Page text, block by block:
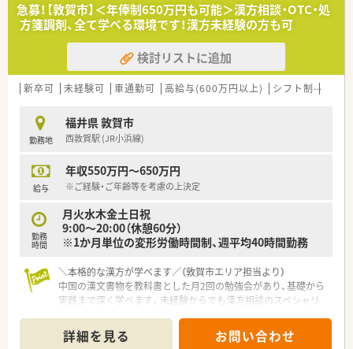
急募！【敦賀市】＜年俸制650万円も可能＞漢方相談・OTC・処
方箋調剤、全て学べる環境です！漢方未経験の方も可
検討リストに追加
新卒可 未経験可 車通勤可 高給与(600万円以上) シフト制
勤務地
福井県 敦賀市
西敦賀駅 (JR小浜線)
給与
年収550万円～650万円
※ご経験・ご年齢等を考慮の上決定
勤務
時間
月火水木金土日祝
9:00～20:00（休憩60分）
※1か月単位の変形労働時間制、週平均40時間勤務
＼本格的な漢方が学べます／（敦賀市エリア担当より）
中国の漢文書物を教科書とした月2回の勉強会があり、基礎から
実践まで深く学べます。未経験からでも漢方相談のスペシャリ
＊------------------------------------------＊
詳細を見る お問い合わせ